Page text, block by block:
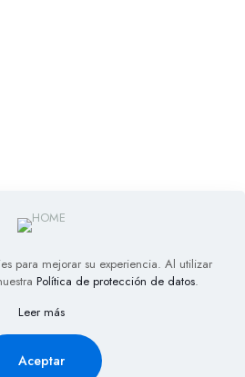
para mejorar su experiencia. Al utilizar
Política de protección de datos.
Leer más
Aceptar